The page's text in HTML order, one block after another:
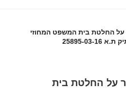
החלטת בית המשפט המחוזי
על החלטת בית